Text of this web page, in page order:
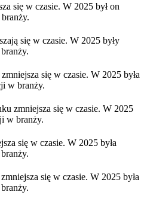
się w czasie. W 2025 był on
się w czasie. W 2025 były
zmniejsza się w czasie. W 2025 była
w branży.
zmniejsza się w czasie. W 2025
w branży.
się w czasie. W 2025 była
zmniejsza się w czasie. W 2025 była